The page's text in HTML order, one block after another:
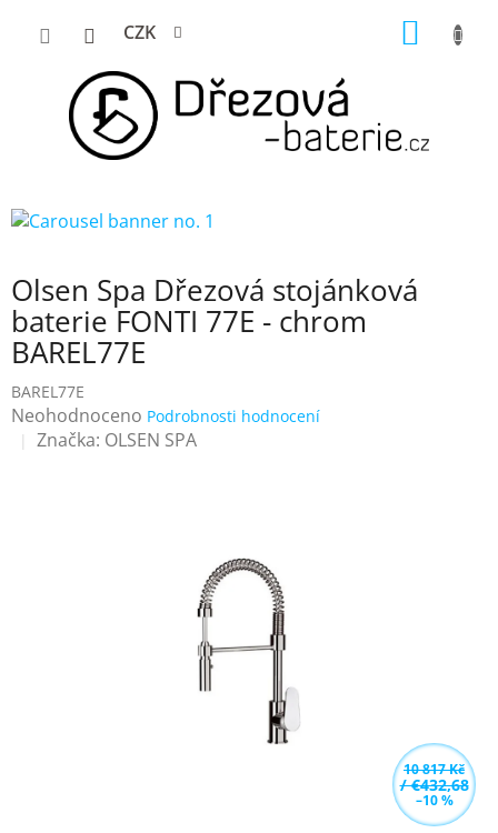
CZK
Olsen Spa Dřezová stojánková
baterie FONTI 77E - chrom
BAREL77E
BAREL77E
Průměrné
hodnocení
Neohodnoceno Podrobnosti hodnocení
Značka: OLSEN SPA
10 817 Kč
/ €432,68
–10 %